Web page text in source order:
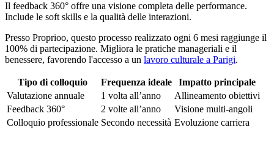
Il feedback 360° offre una visione completa delle performance.
Include le soft skills e la qualità delle interazioni.
Presso Proprioo, questo processo realizzato ogni 6 mesi raggiunge il
100% di partecipazione. Migliora le pratiche manageriali e il
benessere, favorendo l'accesso a un lavoro culturale a Parigi.
Tipo di colloquio Frequenza ideale
Impatto principale
Valutazione annuale
1 volta all’anno
Allineamento obiettivi
Feedback 360°
2 volte all’anno
Visione multi-angoli
Colloquio professionale Secondo necessità Evoluzione carriera